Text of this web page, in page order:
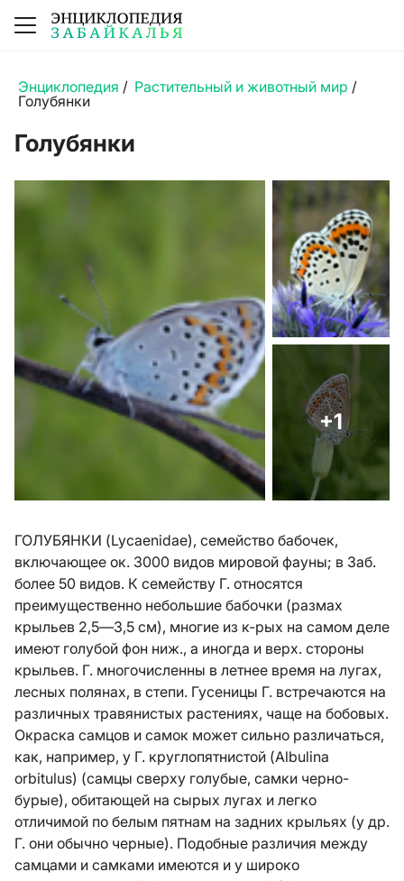
Энциклопедия / Растительный и животный мир /
Голубянки
Голубянки
+1
ГОЛУБЯНКИ (Lycaenidae), семейство бабочек,
включающее ок. 3000 видов мировой фауны; в Заб.
более 50 видов. К семейству Г. относятся
преимущественно небольшие бабочки (размах
крыльев 2,5—3,5 см), многие из к-рых на самом деле
имеют голубой фон ниж., а иногда и верх. стороны
крыльев. Г. многочисленны в летнее время на лугах,
лесных полянах, в степи. Гусеницы Г. встречаются на
различных травянистых растениях, чаще на бобовых.
Окраска самцов и самок может сильно различаться,
как, например, у Г. круглопятнистой (Albulina
orbitulus) (самцы сверху голубые, самки черно-
бурые), обитающей на сырых лугах и легко
отличимой по белым пятнам на задних крыльях (у др.
Г. они обычно черные). Подобные различия между
самцами и самками имеются и у широко